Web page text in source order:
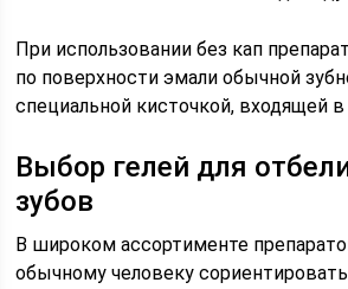
При использовании без кап
по поверхности эмали обычной
специальной кисточкой, входящей
Выбор гелей для
зубов
В широком ассортименте
обычному человеку